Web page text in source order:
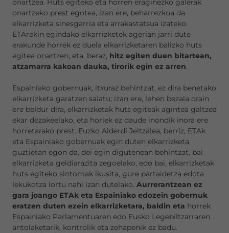
onartzea. Huts egiteko eta horren eraginezko galerak
onartzeko prest egotea, izan ere, beharrezkoa da
elkarrizketa sinesgarria eta arrakastatsua izateko.
ETArekin egindako elkarrizketek agerian jarri dute
erakunde horrek ez duela elkarrizketaren balizko huts
egitea onartzen, eta, beraz, hitz egiten duen bitartean,
atzamarra kakoan dauka, tirorik egin ez arren.
Espainiako gobernuak, itxuraz behintzat, ez dira benetako
elkarrizketa garatzen saiatu; izan ere, lehen bezala orain
ere beldur dira, elkarrizketak huts egiteak agintea galtzea
ekar dezakeelako, eta horiek ez daude inondik inora ere
horretarako prest. Euzko Alderdi Jeltzalea, berriz, ETAk
eta Espainiako gobernuak egin duten elkarrizketa
guztietan egon da, dei egin digutenean behintzat, bai
elkarrizketa geldiarazita zegoelako, edo bai, elkarrizketak
huts egiteko sintomak ikusita, gure partaidetza edota
lekukotza lortu nahi izan dutelako. Aurrerantzean ez
gara joango ETAk eta Espainiako edozein gobernuk
eratzen duten ezein elkarrizketara, baldin eta horrek
Espainiako Parlamentuaren edo Eusko Legebiltzarraren
antolaketarik, kontrolik eta zehapenik ez badu.